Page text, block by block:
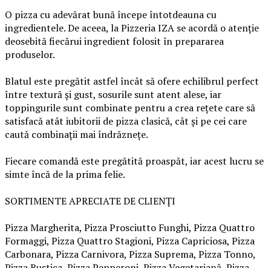
O pizza cu adevărat bună începe întotdeauna cu
ingredientele. De aceea, la Pizzeria IZA se acordă o atenție
deosebită fiecărui ingredient folosit în prepararea
produselor.
Blatul este pregătit astfel încât să ofere echilibrul perfect
între textură și gust, sosurile sunt atent alese, iar
toppingurile sunt combinate pentru a crea rețete care să
satisfacă atât iubitorii de pizza clasică, cât și pe cei care
caută combinații mai îndrăznețe.
Fiecare comandă este pregătită proaspăt, iar acest lucru se
simte încă de la prima felie.
SORTIMENTE APRECIATE DE CLIENȚI
Pizza Margherita, Pizza Prosciutto Funghi, Pizza Quattro
Formaggi, Pizza Quattro Stagioni, Pizza Capriciosa, Pizza
Carbonara, Pizza Carnivora, Pizza Suprema, Pizza Tonno,